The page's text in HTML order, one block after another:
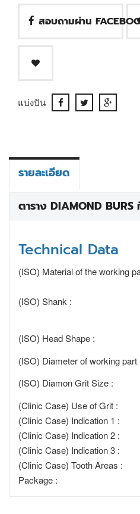
สอบถามผ่าน
แบ่งปัน
รายละเอียด
ตาราง DIAMOND
Technical Data
(ISO) Material of the working
(ISO) Shank :
(ISO) Head Shape :
(ISO) Diameter of working part
(ISO) Diamon Grit Size :
(Clinic Case) Use of Grit :
(Clinic Case) Indication 1 :
(Clinic Case) Indication 2 :
(Clinic Case) Indication 3 :
(Clinic Case) Tooth Areas :
Package :